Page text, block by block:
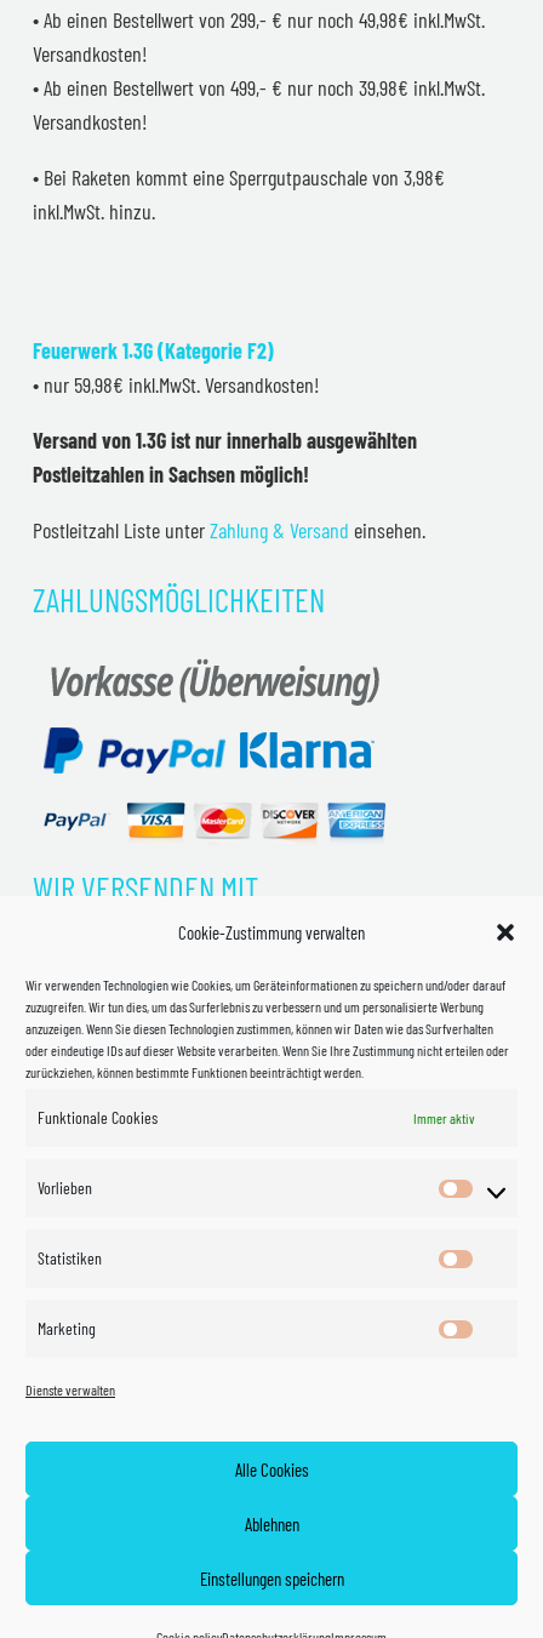
Cookie-Zustimmung verwalten
Wir verwenden Technologien wie Cookies, um Geräteinformationen zu speichern und/oder darauf
zuzugreifen. Wir tun dies, um das Surferlebnis zu verbessern und um personalisierte Werbung
anzuzeigen. Wenn Sie diesen Technologien zustimmen, können wir Daten wie das Surfverhalten
oder eindeutige IDs auf dieser Website verarbeiten. Wenn Sie Ihre Zustimmung nicht erteilen oder
zurückziehen, können bestimmte Funktionen beeinträchtigt werden.
Funktionale Cookies Immer aktiv
Vorlieben
Vorlieben
Statistiken
Marketing
Dienste verwalten
Alle Cookies
Ablehnen
Einstellungen speichern
• Ab einen Bestellwert von 299,- € nur noch 49,98€ inkl.MwSt.
Versandkosten!
• Ab einen Bestellwert von 499,- € nur noch 39,98€ inkl.MwSt.
Versandkosten!
• Bei Raketen kommt eine Sperrgutpauschale von 3,98€
inkl.MwSt. hinzu.
Feuerwerk 1.3G (Kategorie F2)
• nur 59,98€ inkl.MwSt. Versandkosten!
Versand von 1.3G ist nur innerhalb ausgewählten
Postleitzahlen in Sachsen möglich!
Postleitzahl Liste unterZahlung & Versand einsehen.
ZAHLUNGSMÖGLICHKEITEN
WIR VERSENDEN MIT
©
Zahlung und Versand